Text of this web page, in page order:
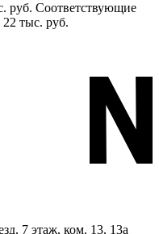
руб. Соответствующие
тыс. руб.
7 этаж, ком. 13, 13а